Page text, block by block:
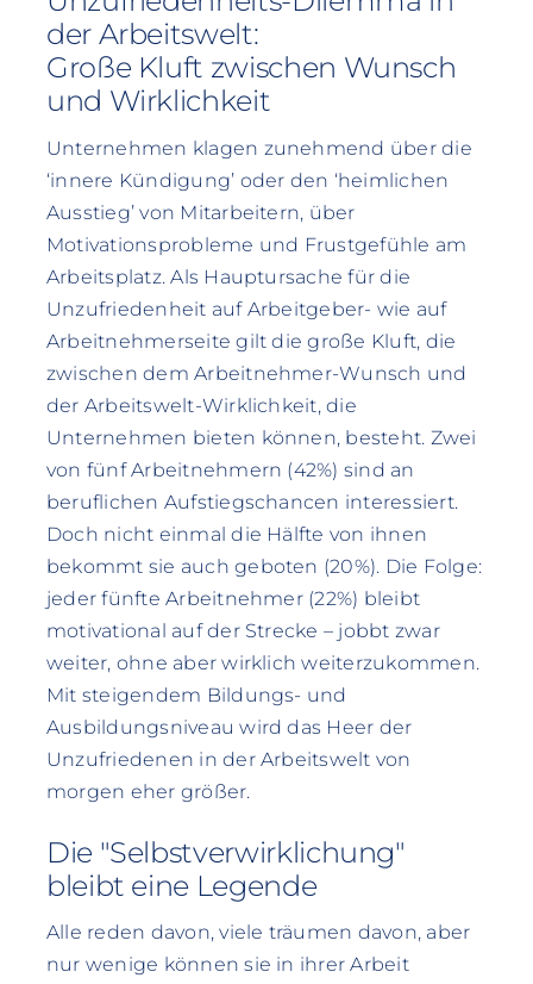
der Arbeitswelt:
Große Kluft zwischen Wunsch
und Wirklichkeit
Unternehmen klagen zunehmend über die
‘innere Kündigung’ oder den ‘heimlichen
Ausstieg’ von Mitarbeitern, über
Motivationsprobleme und Frustgefühle am
Arbeitsplatz. Als Hauptursache für die
Unzufriedenheit auf Arbeitgeber- wie auf
Arbeitnehmerseite gilt die große Kluft, die
zwischen dem Arbeitnehmer-Wunsch und
der Arbeitswelt-Wirklichkeit, die
Unternehmen bieten können, besteht. Zwei
von fünf Arbeitnehmern (42%) sind an
beruflichen Aufstiegschancen interessiert.
Doch nicht einmal die Hälfte von ihnen
bekommt sie auch geboten (20%). Die Folge:
jeder fünfte Arbeitnehmer (22%) bleibt
motivational auf der Strecke – jobbt zwar
weiter, ohne aber wirklich weiterzukommen.
Mit steigendem Bildungs- und
Ausbildungsniveau wird das Heer der
Unzufriedenen in der Arbeitswelt von
morgen eher größer.
Die "Selbstverwirklichung"
bleibt eine Legende
Alle reden davon, viele träumen davon, aber
nur wenige können sie in ihrer Arbeit